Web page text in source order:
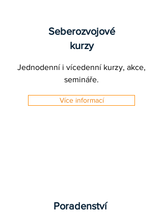
Seberozvojové
kurzy
Jednodenní i vícedenní kurzy, akce,
semináře.
Více informací
Poradenství